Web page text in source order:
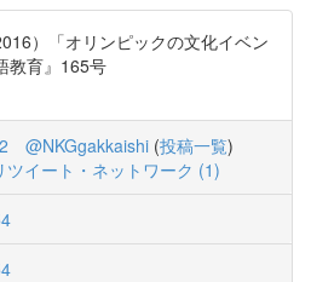
）「オリンピックの文化イベン
教育』165号
@NKGgakkaishi (投稿一覧)
ツイート・ネットワーク (1)